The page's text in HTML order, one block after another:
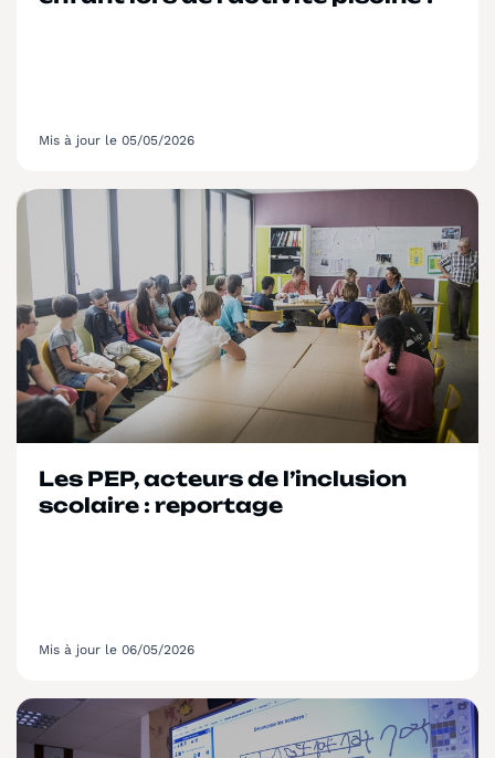
Mis à jour le 05/05/2026
Les PEP, acteurs de l’inclusion
scolaire : reportage
Mis à jour le 06/05/2026